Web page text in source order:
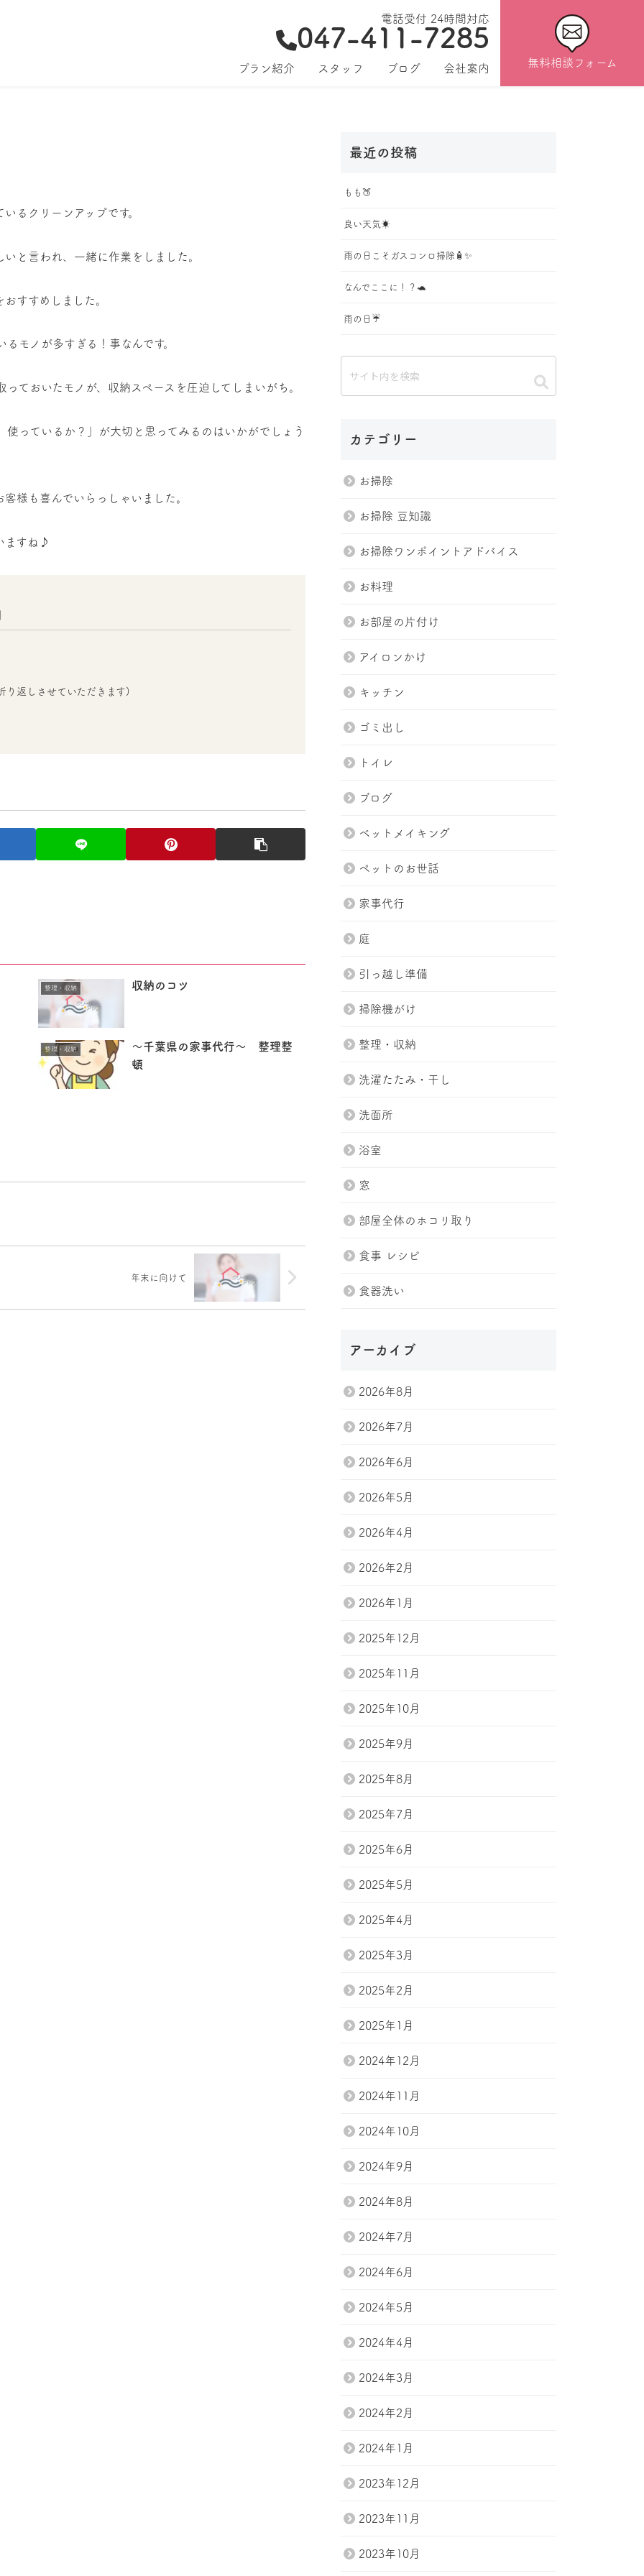
電話受付 24時間対応
047-411-7285
プラン紹介 スタッフ ブログ 会社案内 無料相談フォーム
るクリーンアップです。
と言われ、一緒に作業をしました。
すすめしました。
モノが多すぎる！事なんです。
ておいたモノが、収納スペースを圧迫してしまいがち。
っているか？」が大切と思ってみるのはいかがでしょう
様も喜んでいらっしゃいました。
ますね♪
り返しさせていただきます)
整理・収納 収納のコツ
整理・収納
～千葉県の家事代行～ 整理整
頓
年末に向けて
最近の投稿
もも🍑
良い天気☀️
雨の日こそガスコンロ掃除🧴✨
なんでここに！？🐢
雨の日☔️
カテゴリー
お掃除
お掃除 豆知識
お掃除ワンポイントアドバイス
お料理
お部屋の片付け
アイロンかけ
キッチン
ゴミ出し
トイレ
ブログ
ベットメイキング
ペットのお世話
家事代行
庭
引っ越し準備
掃除機がけ
整理・収納
洗濯たたみ・干し
洗面所
浴室
窓
部屋全体のホコリ取り
食事 レシピ
食器洗い
アーカイブ
2026年8月
2026年7月
2026年6月
2026年5月
2026年4月
2026年2月
2026年1月
2025年12月
2025年11月
2025年10月
2025年9月
2025年8月
2025年7月
2025年6月
2025年5月
2025年4月
2025年3月
2025年2月
2025年1月
2024年12月
2024年11月
2024年10月
2024年9月
2024年8月
2024年7月
2024年6月
2024年5月
2024年4月
2024年3月
2024年2月
2024年1月
2023年12月
2023年11月
2023年10月